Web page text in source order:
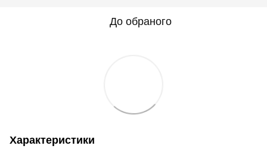
До обраного
Характеристики